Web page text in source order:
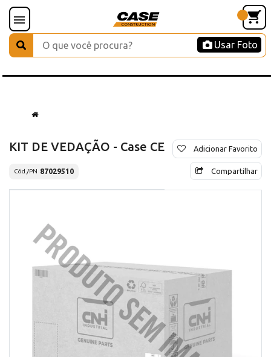
Usar Foto
KIT DE VEDAÇÃO - Case CE
Cód./PN 87029510
Adicionar Favorito
Compartilhar